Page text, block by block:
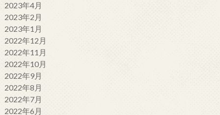
2023年4月
2023年2月
2023年1月
2022年12月
2022年11月
2022年10月
2022年9月
2022年8月
2022年7月
2022年6月